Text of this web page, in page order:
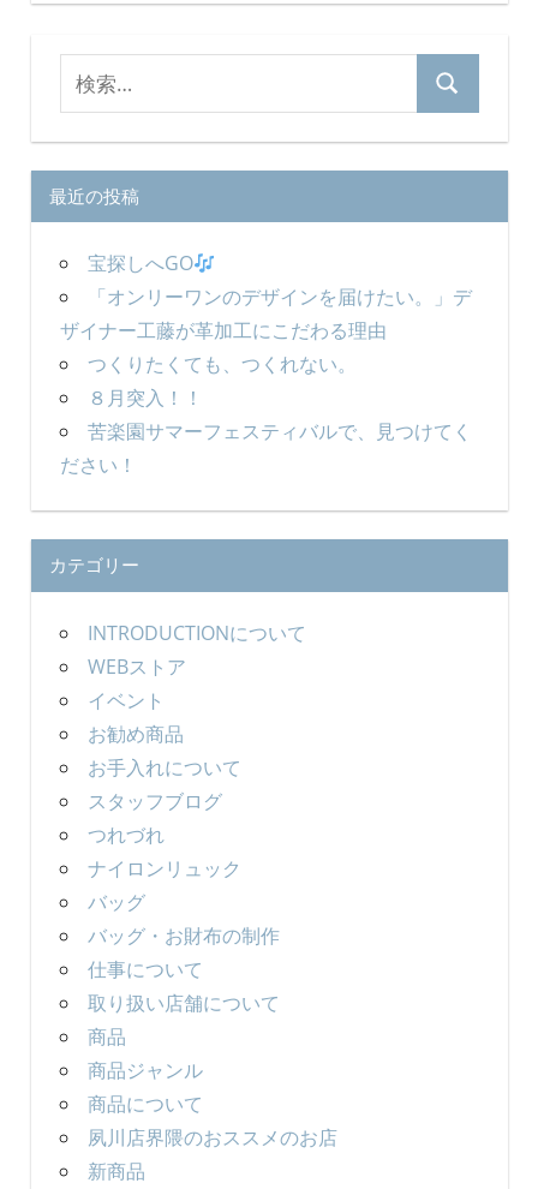
シ
ョ
ン
対
象:
検
最近の投稿
宝探しへGO
「オンリーワンのデザインを届けたい。」デ
ザイナー工藤が革加工にこだわる理由
つくりたくても、つくれない。
８月突入！！
苦楽園サマーフェスティバルで、見つけてく
ださい！
カテゴリー
INTRODUCTIONについて
WEBストア
イベント
お勧め商品
お手入れについて
スタッフブログ
つれづれ
ナイロンリュック
バッグ
バッグ・お財布の制作
仕事について
取り扱い店舗について
商品
商品ジャンル
商品について
夙川店界隈のおススメのお店
新商品